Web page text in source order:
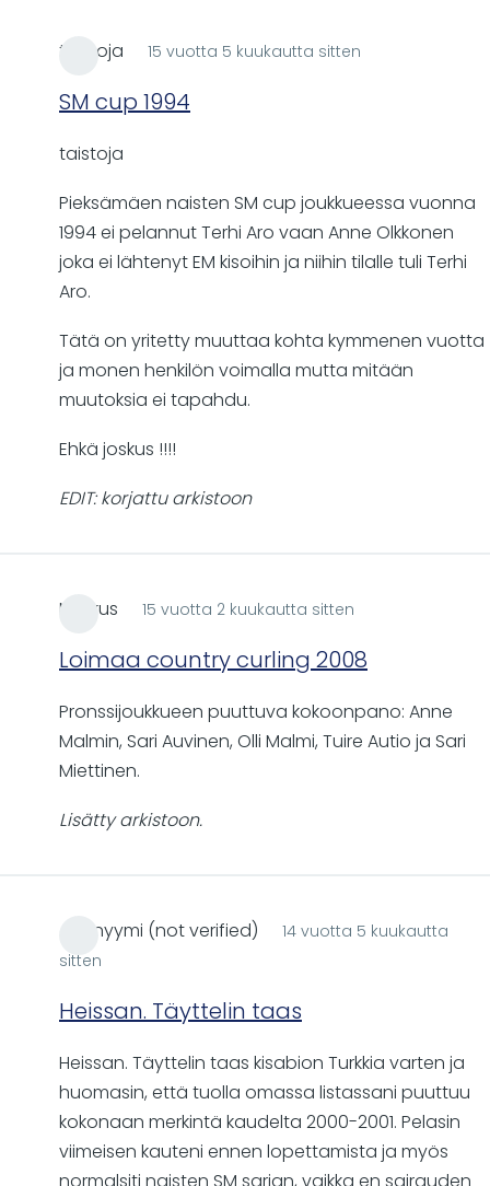
taistoja 15 vuotta 5 kuukautta sitten
SM cup 1994
taistoja
Pieksämäen naisten SM cup joukkueessa vuonna
1994 ei pelannut Terhi Aro vaan Anne Olkkonen
joka ei lähtenyt EM kisoihin ja niihin tilalle tuli Terhi
Aro.
Tätä on yritetty muuttaa kohta kymmenen vuotta
ja monen henkilön voimalla mutta mitään
muutoksia ei tapahdu.
Ehkä joskus !!!!
EDIT: korjattu arkistoon
Markus 15 vuotta 2 kuukautta sitten
Loimaa country curling 2008
Pronssijoukkueen puuttuva kokoonpano: Anne
Malmin, Sari Auvinen, Olli Malmi, Tuire Autio ja Sari
Miettinen.
Lisätty arkistoon.
Anonyymi (not verified)
14 vuotta 5 kuukautta
sitten
Heissan. Täyttelin taas
Heissan. Täyttelin taas kisabion Turkkia varten ja
huomasin, että tuolla omassa listassani puuttuu
kokonaan merkintä kaudelta 2000-2001. Pelasin
viimeisen kauteni ennen lopettamista ja myös